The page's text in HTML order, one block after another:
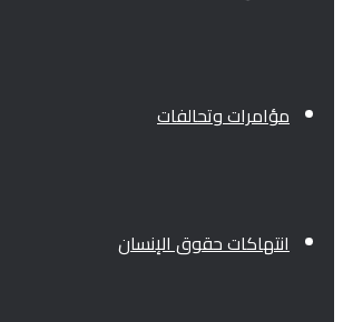
مؤامرات وتحالفات
انتهاكات حقوق الإنسان